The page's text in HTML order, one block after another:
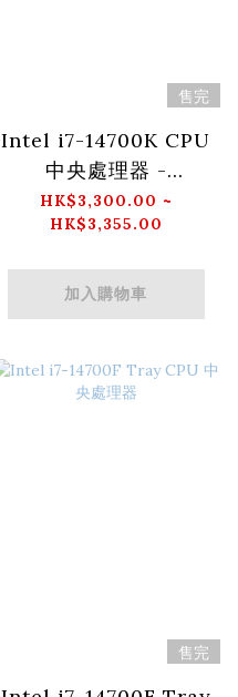
售完
Intel i7-14700K CPU
中央處理器 -
Tray/Box
HK$3,300.00 ~
HK$3,355.00
加入購物車
售完